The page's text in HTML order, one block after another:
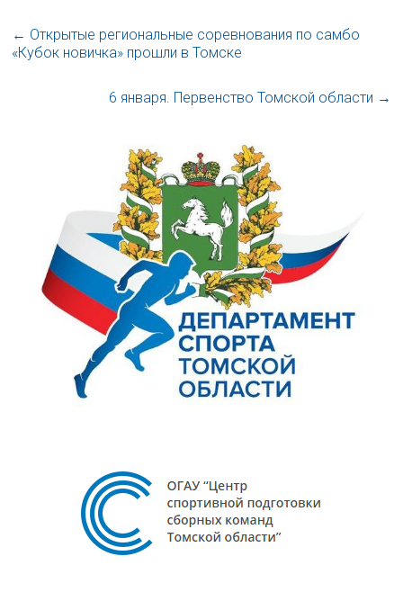
← Открытые региональные соревнования по самбо
«Кубок новичка» прошли в Томске
6 января. Первенство Томской области →